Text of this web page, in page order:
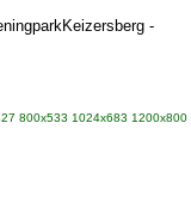
-
800x533 1024x683 1200x800